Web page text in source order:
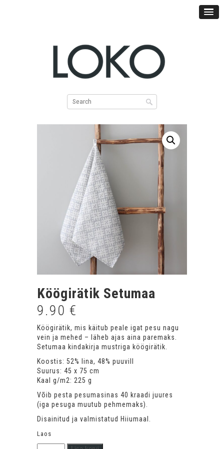
Köögirätik Setumaa
9.90 €
Köögirätik, mis käitub peale igat pesu nagu
vein ja mehed – läheb ajas aina paremaks.
Setumaa kindakirja mustriga köögirätik.
Koostis: 52% lina, 48% puuvill
Suurus: 45 x 75 cm
Kaal g/m2: 225 g
Võib pesta pesumasinas 40 kraadi juures
(iga pesuga muutub pehmemaks).
Disainitud ja valmistatud Hiiumaal.
Laos